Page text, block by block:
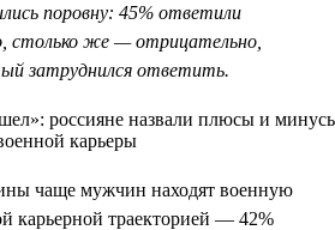
поровну: 45% ответили
столько же — отрицательно,
затруднился ответить.
чаще мужчин находят военную
карьерной траекторией — 42%